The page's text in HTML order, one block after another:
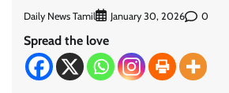
Daily News Tamil January 30, 2026 0
Spread the love